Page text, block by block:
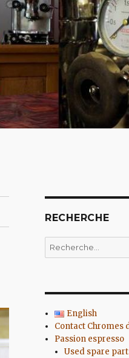
RECHERCHE
Recherche
pour
English
Contact Chromes
Passion espresso
Used spare